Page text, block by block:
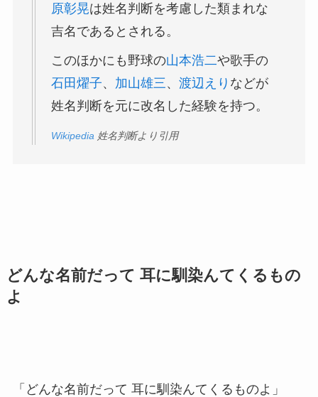
原彰晃は姓名判断を考慮した類まれな
吉名であるとされる。
このほかにも野球の山本浩二や歌手の
石田燿子、 加山雄三、 渡辺えり などが
姓名判断を元に改名した経験を持つ。
Wikipedia 姓名判断より引用
どんな名前だって 耳に馴染んてくるもの
よ
「どんな名前だって 耳に馴染んてくるものよ」